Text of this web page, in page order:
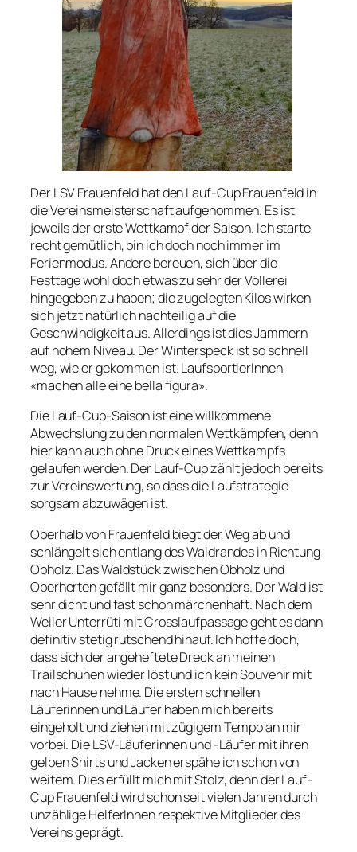
Der LSV Frauenfeld hat den Lauf-Cup Frauenfeld in
die Vereinsmeisterschaft aufgenommen. Es ist
jeweils der erste Wettkampf der Saison. Ich starte
recht gemütlich, bin ich doch noch immer im
Ferienmodus. Andere bereuen, sich über die
Festtage wohl doch etwas zu sehr der Völlerei
hingegeben zu haben; die zugelegten Kilos wirken
sich jetzt natürlich nachteilig auf die
Geschwindigkeit aus. Allerdings ist dies Jammern
auf hohem Niveau. Der Winterspeck ist so schnell
weg, wie er gekommen ist. LaufsportlerInnen
«machen alle eine bella figura».
Die Lauf-Cup-Saison ist eine willkommene
Abwechslung zu den normalen Wettkämpfen, denn
hier kann auch ohne Druck eines Wettkampfs
gelaufen werden. Der Lauf-Cup zählt jedoch bereits
zur Vereinswertung, so dass die Laufstrategie
sorgsam abzuwägen ist.
Oberhalb von Frauenfeld biegt der Weg ab und
schlängelt sich entlang des Waldrandes in Richtung
Obholz. Das Waldstück zwischen Obholz und
Oberherten gefällt mir ganz besonders. Der Wald ist
sehr dicht und fast schon märchenhaft. Nach dem
Weiler Unterrüti mit Crosslaufpassage geht es dann
definitiv stetig rutschend hinauf. Ich hoffe doch,
dass sich der angeheftete Dreck an meinen
Trailschuhen wieder löst und ich kein Souvenir mit
nach Hause nehme. Die ersten schnellen
Läuferinnen und Läufer haben mich bereits
eingeholt und ziehen mit zügigem Tempo an mir
vorbei. Die LSV-Läuferinnen und -Läufer mit ihren
gelben Shirts und Jacken erspähe ich schon von
weitem. Dies erfüllt mich mit Stolz, denn der Lauf-
Cup Frauenfeld wird schon seit vielen Jahren durch
unzählige HelferInnen respektive Mitglieder des
Vereins geprägt.